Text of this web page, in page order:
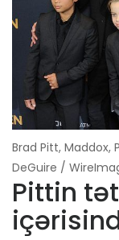
Brad Pitt, Maddox,
DeGuire /
Pittin